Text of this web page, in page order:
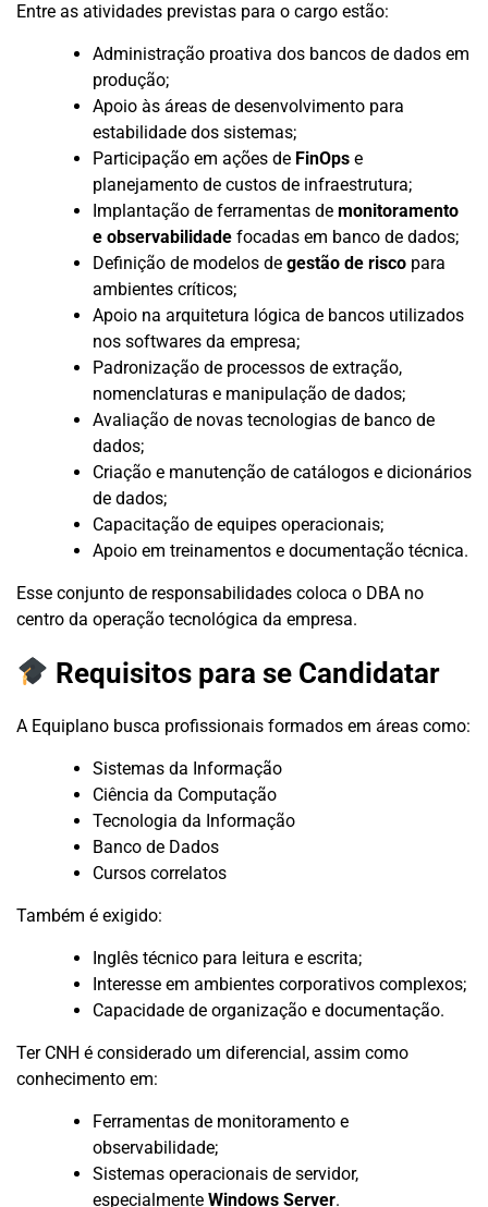
Entre as atividades previstas para o cargo estão:
Administração proativa dos bancos de dados em
produção;
Apoio às áreas de desenvolvimento para
estabilidade dos sistemas;
Participação em ações de FinOps e
planejamento de custos de infraestrutura;
Implantação de ferramentas de monitoramento
e observabilidade focadas em banco de dados;
Definição de modelos de gestão de risco para
ambientes críticos;
Apoio na arquitetura lógica de bancos utilizados
nos softwares da empresa;
Padronização de processos de extração,
nomenclaturas e manipulação de dados;
Avaliação de novas tecnologias de banco de
dados;
Criação e manutenção de catálogos e dicionários
de dados;
Capacitação de equipes operacionais;
Apoio em treinamentos e documentação técnica.
Esse conjunto de responsabilidades coloca o DBA no
centro da operação tecnológica da empresa.
Requisitos para se Candidatar
A Equiplano busca profissionais formados em áreas como:
Sistemas da Informação
Ciência da Computação
Tecnologia da Informação
Banco de Dados
Cursos correlatos
Também é exigido:
Inglês técnico para leitura e escrita;
Interesse em ambientes corporativos complexos;
Capacidade de organização e documentação.
Ter CNH é considerado um diferencial, assim como
conhecimento em:
Ferramentas de monitoramento e
observabilidade;
Sistemas operacionais de servidor,
especialmente Windows Server.